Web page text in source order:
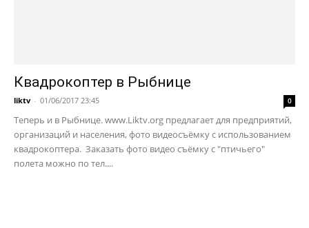
Квадрокоптер в Рыбнице
liktv - 01/06/2017 23:45 0
Теперь и в Рыбнице. www.Liktv.org предлагает для предприятий,
организаций и населения, фото видеосъёмку с использованием
квадрокоптера. Заказать фото видео съёмку с "птичьего"
полета можно по тел....